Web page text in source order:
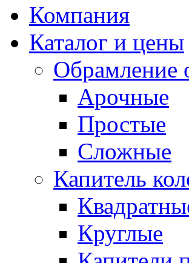
Компания
Каталог и цены
Обрамление
Арочные
Простые
Сложные
Капитель
Круглые